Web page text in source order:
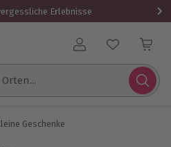
Erlebnisse
Benutzerkonto
Geschenke